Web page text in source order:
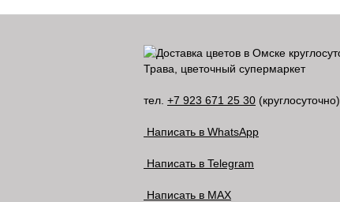
Трава, цветочный супермаркет
тел. +7 923 671 25 30 (круглосуточно)
Написать в WhatsApp
Написать в Telegram
Написать в MAX